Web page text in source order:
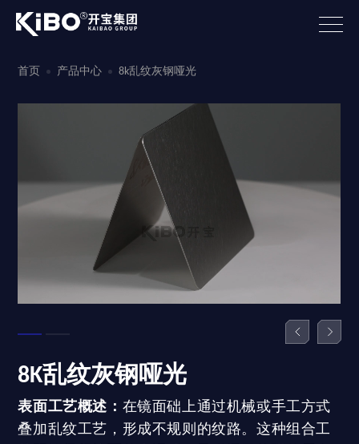
首页 产品中心 8k乱纹灰钢哑光
8K乱纹灰钢哑光
表面工艺概述： 在镜面础上通过机械或手工方式
叠加乱纹工艺，形成不规则的纹路。这种组合工